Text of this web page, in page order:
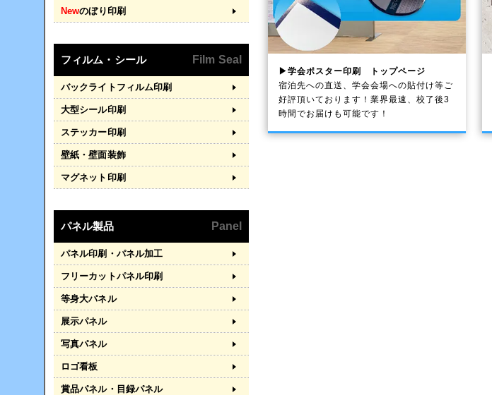
▶学会ポスター印刷 トップページ
宿泊先への直送、学会会場への貼付け等ご
好評頂いております！業界最速、校了後3
時間でお届けも可能です！
Newのぼり印刷
フィルム・シール Film Seal
バックライトフィルム印刷
大型シール印刷
ステッカー印刷
壁紙・壁面装飾
マグネット印刷
パネル製品 Panel
パネル印刷・パネル加工
フリーカットパネル印刷
等身大パネル
展示パネル
写真パネル
ロゴ看板
賞品パネル・目録パネル